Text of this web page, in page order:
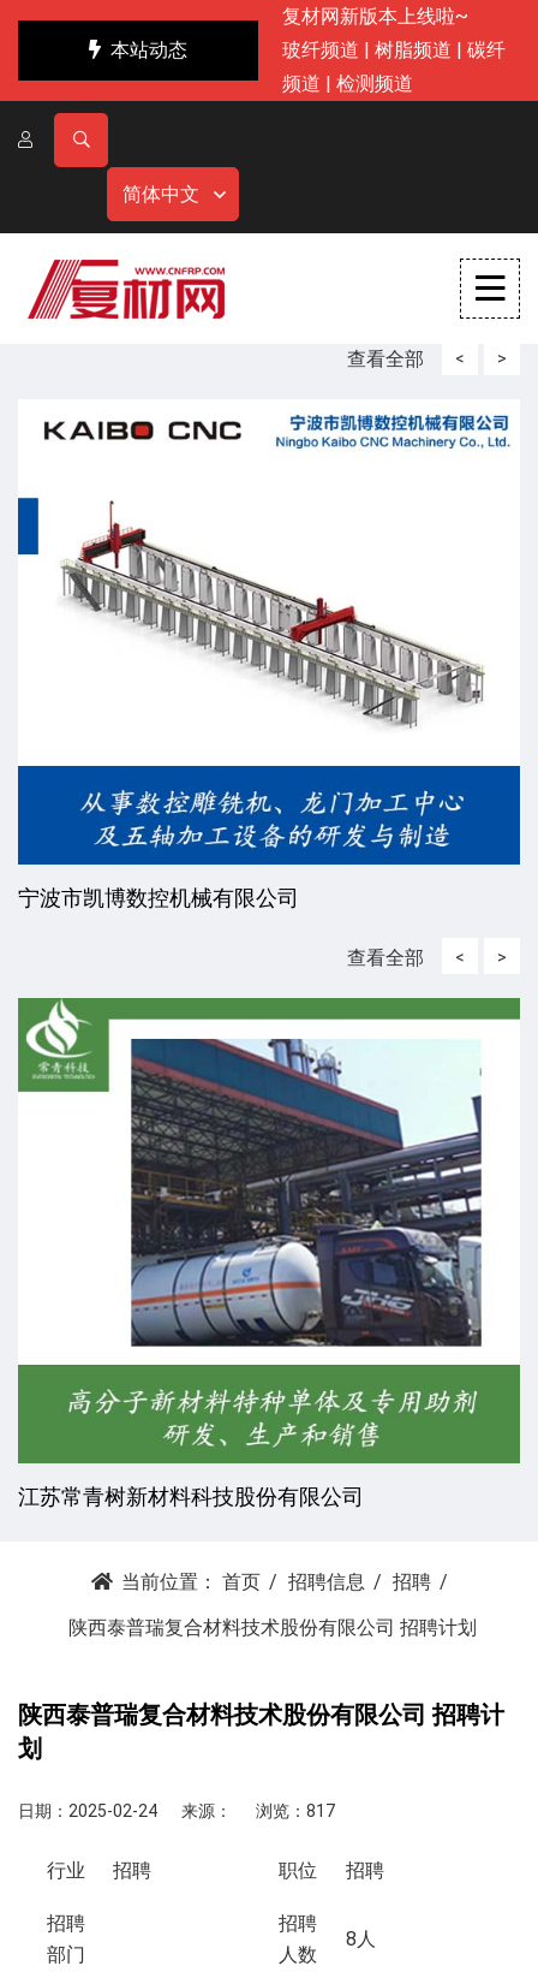
本站动态
复材网新版本上线啦~
玻纤频道 | 树脂频道 | 碳纤
频道 | 检测频道
简体中文
查看全部 <
宁波市凯博数控机械有限公司
>
查看全部 <
江苏常青树新材料科技股份有限公司
>
当前位置： 首页 招聘信息
招聘
陕西泰普瑞复合材料技术股份有限公司 招聘计划
陕西泰普瑞复合材料技术股份有限公司 招聘计
划
日期：2025-02-24 来源： 浏览：817
行业 招聘 职位 招聘
招聘
部门
招聘
人数
8人